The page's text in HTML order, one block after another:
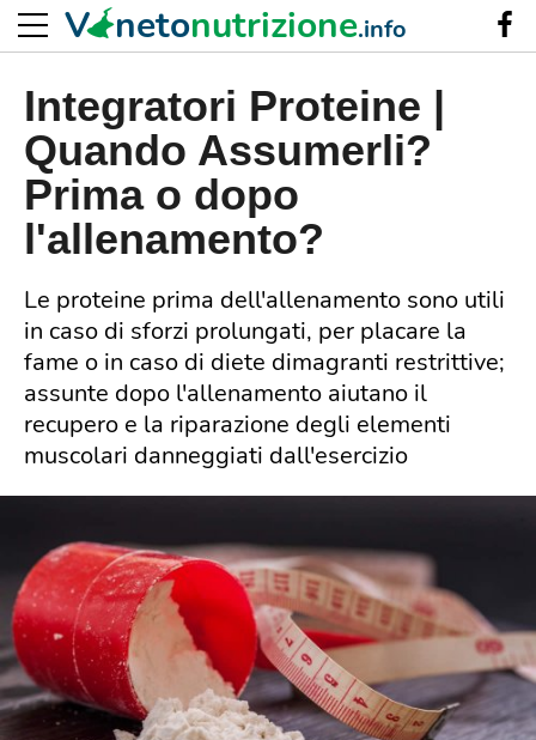
Integratori Proteine |
Quando Assumerli?
Prima o dopo
l'allenamento?
Le proteine prima dell'allenamento sono utili
in caso di sforzi prolungati, per placare la
fame o in caso di diete dimagranti restrittive;
assunte dopo l'allenamento aiutano il
recupero e la riparazione degli elementi
muscolari danneggiati dall'esercizio
V netonutrizione.info